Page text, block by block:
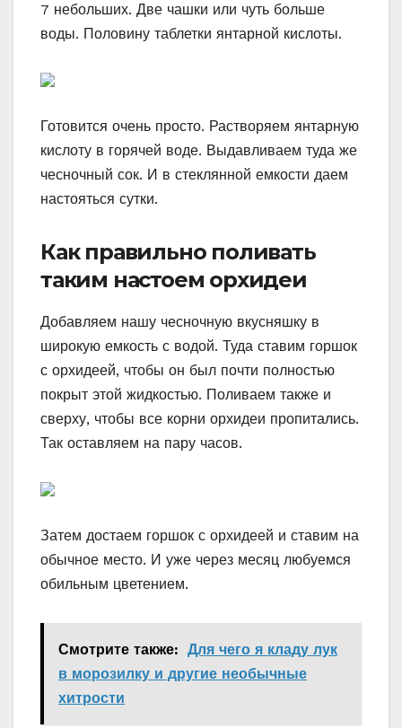
7 небольших. Две чашки или чуть больше
воды. Половину таблетки янтарной кислоты.
Готовится очень просто. Растворяем янтарную
кислоту в горячей воде. Выдавливаем туда же
чесночный сок. И в стеклянной емкости даем
настояться сутки.
Как правильно поливать
таким настоем орхидеи
Добавляем нашу чесночную вкусняшку в
широкую емкость с водой. Туда ставим горшок
с орхидеей, чтобы он был почти полностью
покрыт этой жидкостью. Поливаем также и
сверху, чтобы все корни орхидеи пропитались.
Так оставляем на пару часов.
Затем достаем горшок с орхидеей и ставим на
обычное место. И уже через месяц любуемся
обильным цветением.
Смотрите также: Для чего я кладу лук
в морозилку и другие необычные
хитрости